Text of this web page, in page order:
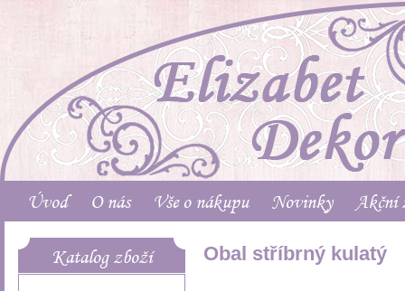
Úvod O nás Vše o nákupu Novinky Akční
Katalog zboží Obal stříbrný kulatý